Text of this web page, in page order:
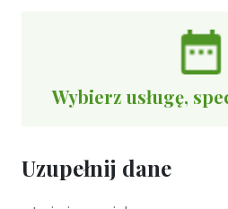
Wybierz usługę,
Uzupełnij dane